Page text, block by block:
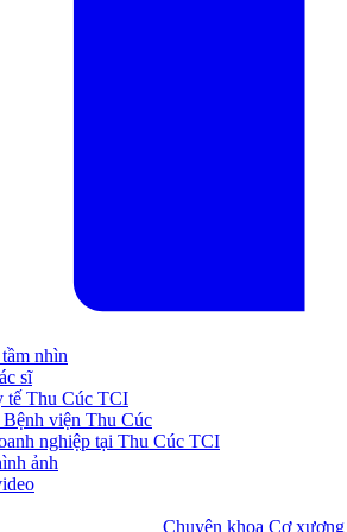
nhìn
sĩ
tế Thu Cúc TCI
viện Thu Cúc
nghiệp tại Thu Cúc TCI
ảnh
Chuyên khoa Cơ